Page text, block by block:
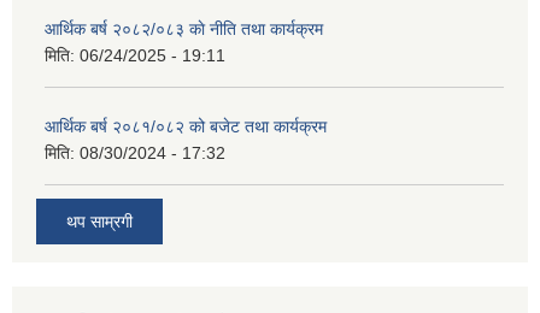
आर्थिक बर्ष २०८२/०८३ काे नीति तथा कार्यक्रम
मिति: 06/24/2025 - 19:11
आर्थिक बर्ष २०८१/०८२ को बजेट तथा कार्यक्रम
मिति: 08/30/2024 - 17:32
थप साम्रगी